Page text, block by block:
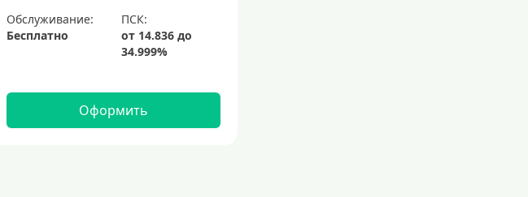
Обслуживание:
Бесплатно
Оформить